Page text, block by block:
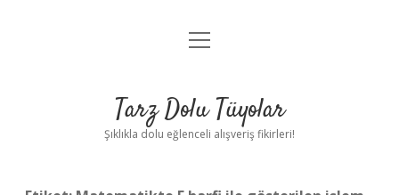
Anasayfa
Yasal Uyarı
menüyü
Tarz Dolu Tüyolar
Şıklıkla dolu eğlenceli alışveriş fikirleri!